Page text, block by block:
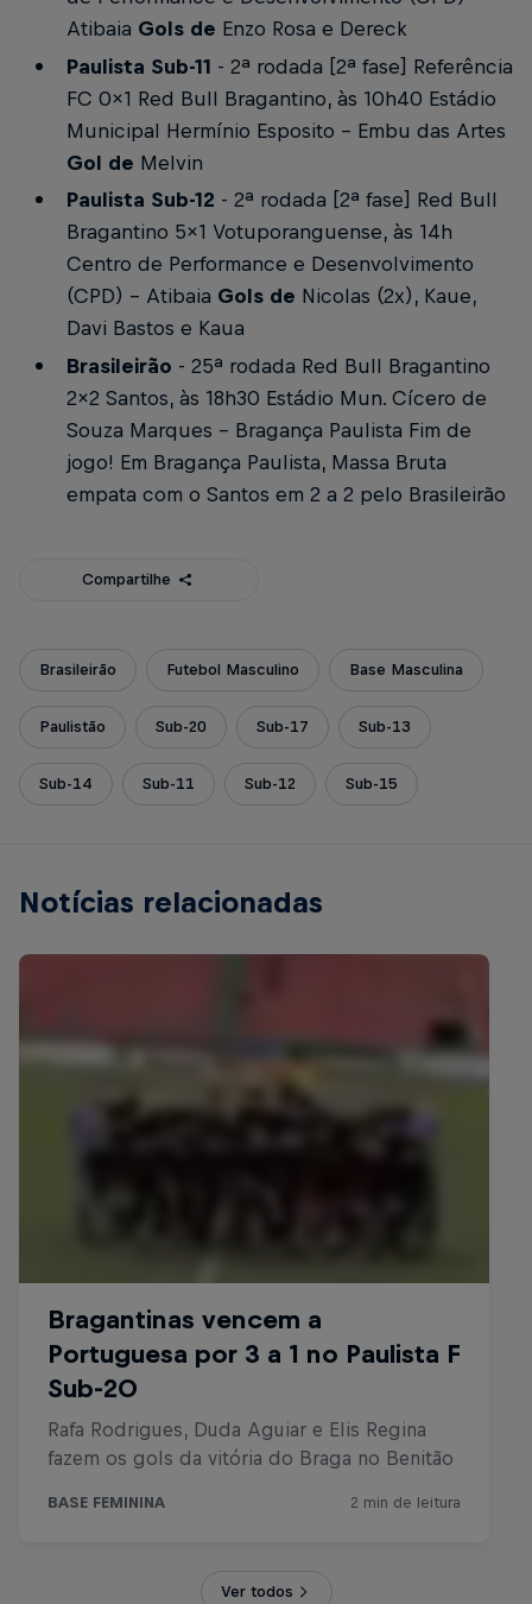
Atibaia Gols de Enzo Rosa e Dereck
Paulista Sub-11 - 2ª rodada [2ª fase] Referência
FC 0x1 Red Bull Bragantino, às 10h40 Estádio
Municipal Hermínio Esposito - Embu das Artes
Gol de Melvin
Paulista Sub-12 - 2ª rodada [2ª fase] Red Bull
Bragantino 5x1 Votuporanguense, às 14h
Centro de Performance e Desenvolvimento
(CPD) - Atibaia Gols de Nicolas (2x), Kaue,
Davi Bastos e Kaua
Brasileirão - 25ª rodada Red Bull Bragantino
2x2 Santos, às 18h30 Estádio Mun. Cícero de
Souza Marques - Bragança Paulista Fim de
jogo! Em Bragança Paulista, Massa Bruta
empata com o Santos em 2 a 2 pelo Brasileirão
Compartilhe
Brasileirão Futebol Masculino Base Masculina
Paulistão Sub-20 Sub-17 Sub-13
Sub-14 Sub-11 Sub-12 Sub-15
Notícias relacionadas
Ver todos